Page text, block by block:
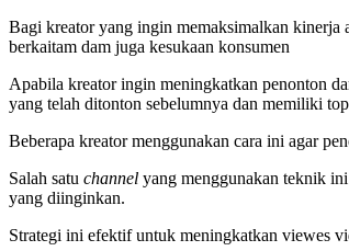
Bagi kreator yang ingin memaksimalkan kinerja
berkaitam dam juga kesukaan konsumen
Apabila kreator ingin meningkatkan penonton
yang telah ditonton sebelumnya dan memiliki
Beberapa kreator menggunakan cara ini agar
Salah satu channel yang menggunakan teknik ini
yang diinginkan.
Strategi ini efektif untuk meningkatkan viewes